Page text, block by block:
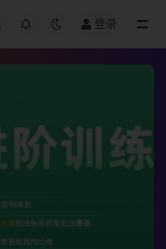
登录